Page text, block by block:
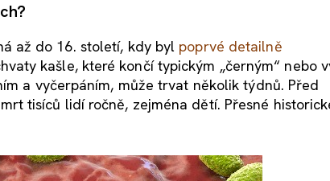
až do 16. století, kdy byl poprvé detailně
kašle, které končí typickým „černým“ nebo
a vyčerpáním, může trvat několik týdnů. Před
tisíců lidí ročně, zejména dětí. Přesné